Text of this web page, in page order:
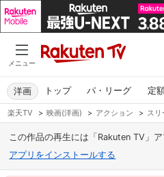
メニュー
トップ パ・リーグ 定
洋画
楽天TV > 映画(洋画) > アクション > ス
この作品の再生には「Rakuten TV」ア
アプリをインストールする